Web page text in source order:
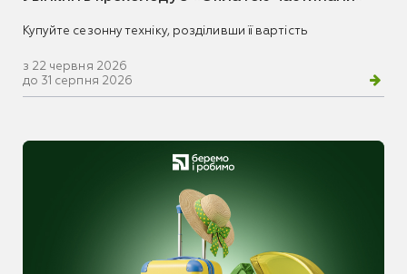
Купуйте сезонну техніку, розділивши її вартість
з 22 червня 2026
до 31 серпня 2026